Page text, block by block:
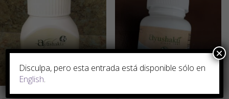
Disculpa, pero esta entrada está disponible sólo en
English.
×